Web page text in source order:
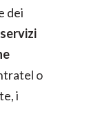
dei
o
i